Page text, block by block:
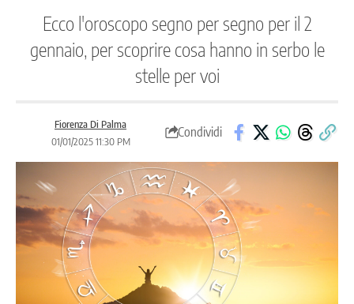
Ecco l'oroscopo segno per segno per il 2
gennaio, per scoprire cosa hanno in serbo le
stelle per voi
Fiorenza Di Palma
01/01/2025 11:30 PM
Condividi